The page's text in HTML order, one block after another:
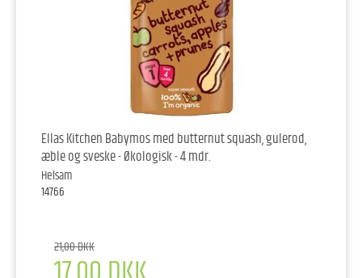
Ellas Kitchen Babymos med butternut squash, gulerod,
æble og sveske - Økologisk - 4 mdr.
Helsam
14766
21,00 DKK